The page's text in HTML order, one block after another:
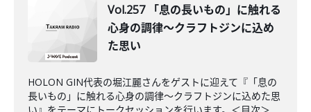
Vol.257 「息の長いもの」に触れる
心身の調律～クラフトジンに込め
た思い
HOLON GIN代表の堀江麗さんをゲストに迎えて『「息の
長いもの」に触れる心身の調律～クラフトジンに込めた思